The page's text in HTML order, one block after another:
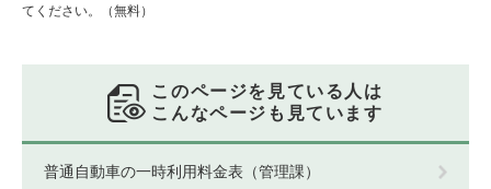
てください。（無料）
このページを見ている人は
こんなページも見ています
普通自動車の一時利用料金表（管理課）